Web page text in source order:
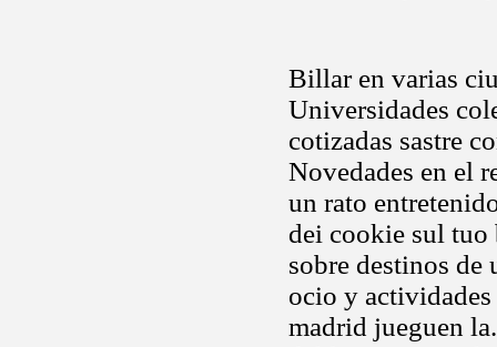
Billar en varias
Universidades
cotizadas sastre
Novedades en el
un rato
dei cookie sul
sobre destinos de
ocio y
madrid jueguen